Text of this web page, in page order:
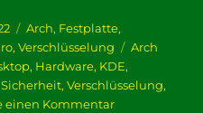
Kategorien
Arch, Festplatte,
,Verschlüsselung
Arch
, Hardware, KDE,
Sicherheit,Verschlüsselung,
einen Kommentarzu